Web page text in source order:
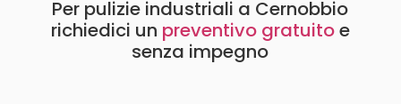
Per pulizie industriali a Cernobbio
richiedici un preventivo gratuitoe
senza impegno